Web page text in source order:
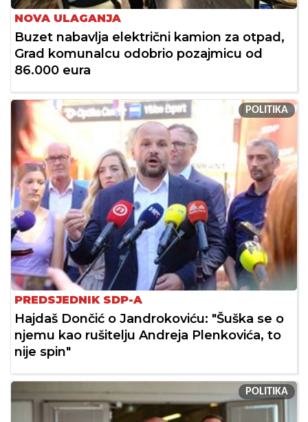
NOVA ULAGANJA
Buzet nabavlja električni kamion za otpad,
Grad komunalcu odobrio pozajmicu od
86.000 eura
POLITIKA
PREDSJEDNIK SDP-A
Hajdaš Dončić o Jandrokoviću: "Šuška se o
njemu kao rušitelju Andreja Plenkovića, to
nije spin"
POLITIKA